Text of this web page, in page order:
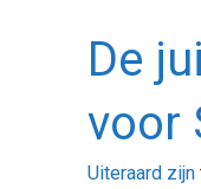
De
voor
Uiteraard zijn